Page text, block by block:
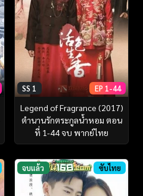
SS 1 EP 1-44
Legend of Fragrance (2017)
ตำนานรักตระกูลน้ำหอม ตอน
ที่ 1-44 จบ พากย์ไทย
จบแล้ว ซับไทย